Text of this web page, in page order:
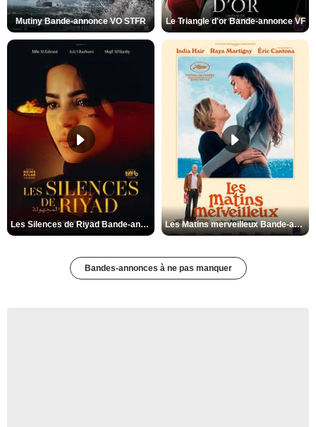
Mutiny Bande-annonce VO STFR Le Triangle d'or Bande-annonce VF
Les Silences de Riyad Bande-annonce VO STFR Les Matins merveilleux Bande-annonce VF
Bandes-annonces à ne pas manquer